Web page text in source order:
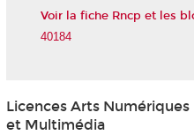
Voir la fiche Rncp et les
40184
Licences Arts
et Multimédia